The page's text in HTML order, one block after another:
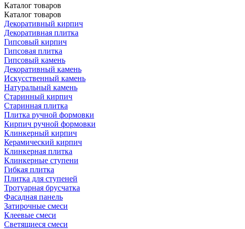
Каталог товаров
Каталог товаров
Декоративный кирпич
Декоративная плитка
Гипсовый кирпич
Гипсовая плитка
Гипсовый камень
Декоративный камень
Искусственный камень
Натуральный камень
Старинный кирпич
Старинная плитка
Плитка ручной формовки
Кирпич ручной формовки
Клинкерный кирпич
Керамический кирпич
Клинкерная плитка
Клинкерные ступени
Гибкая плитка
Плитка для ступеней
Тротуарная брусчатка
Фасадная панель
Затирочные смеси
Клеевые смеси
Светящиеся смеси